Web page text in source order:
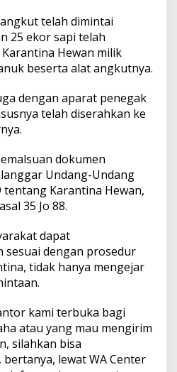
telah dimintai
25 ekor sapi telah
Hewan milik
beserta alat angkutnya.
dengan aparat penegak
telah diserahkan ke
dokumen
Undang-Undang
Karantina Hewan,
35 Jo 88.
dapat
sesuai dengan prosedur
tidak hanya mengejar
kami terbuka bagi
atau yang mau mengirim
silahkan bisa
lewat WA Center